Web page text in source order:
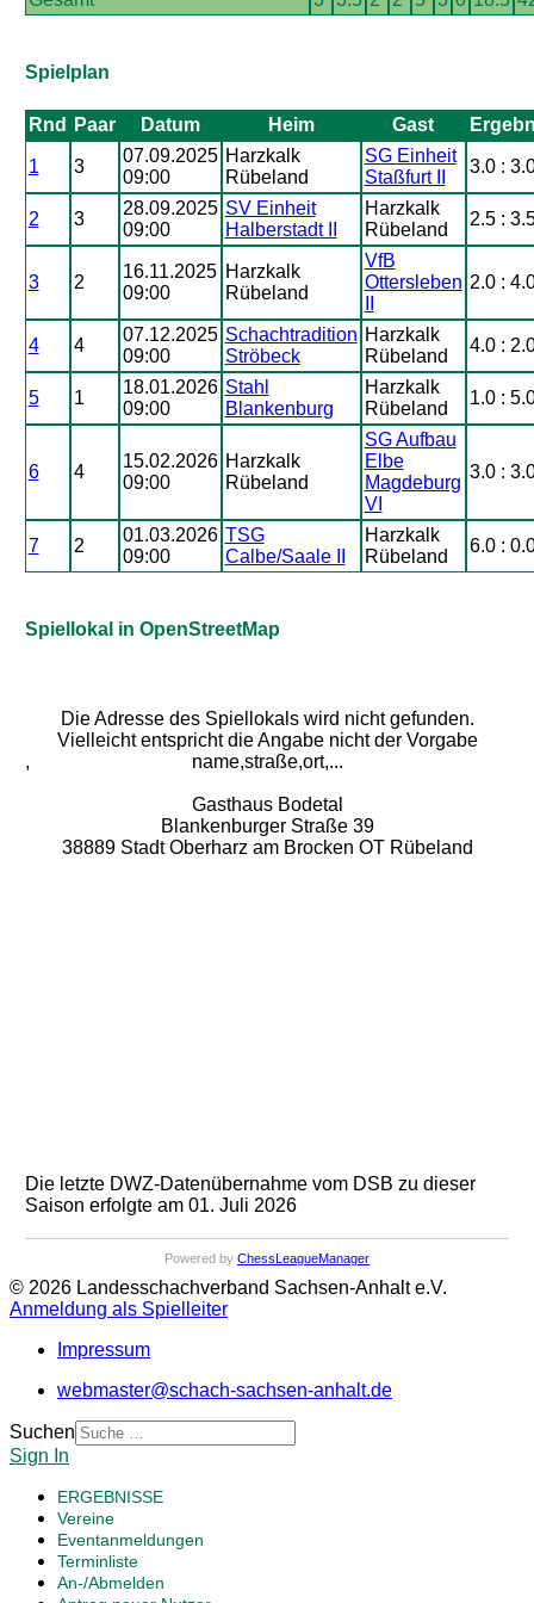
Spielplan
Rnd Paar Datum Heim Gast
1 3
07.09.2025
09:00
Harzkalk
Rübeland
SG Einheit
Staßfurt II
3.0 :
2 3
28.09.2025
09:00
SV Einheit
Halberstadt II
Harzkalk
Rübeland
2.5 :
3 2
16.11.2025
09:00
Harzkalk
Rübeland
VfB
Ottersleben 2.0 :
4 4
07.12.2025
09:00
Schachtradition
Ströbeck
Harzkalk
Rübeland
4.0 :
5 1
18.01.2026
09:00
Stahl
Blankenburg
Harzkalk
Rübeland
1.0 :
6 4
15.02.2026
09:00
Harzkalk
Rübeland
SG Aufbau
Elbe
Magdeburg
VI
3.0 :
7 2
01.03.2026
09:00
TSG
Calbe/Saale II
Harzkalk
Rübeland
6.0 :
Spiellokal in OpenStreetMap
Die Adresse des Spiellokals wird nicht gefunden.
Vielleicht entspricht die Angabe nicht der Vorgabe
name,straße,ort,...
Gasthaus Bodetal
Blankenburger Straße 39
38889 Stadt Oberharz am Brocken OT Rübeland
,
Die letzte DWZ-Datenübernahme vom DSB zu dieser
Saison erfolgte am 01. Juli 2026
Powered by ChessLeagueManager
© 2026 Landesschachverband Sachsen-Anhalt e.V.
Anmeldung als Spielleiter
Impressum
webmaster@schach-sachsen-anhalt.de
Suchen
Sign In
ERGEBNISSE
Vereine
Eventanmeldungen
Terminliste
An-/Abmelden